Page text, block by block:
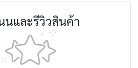
นและรีวิวสินค้า